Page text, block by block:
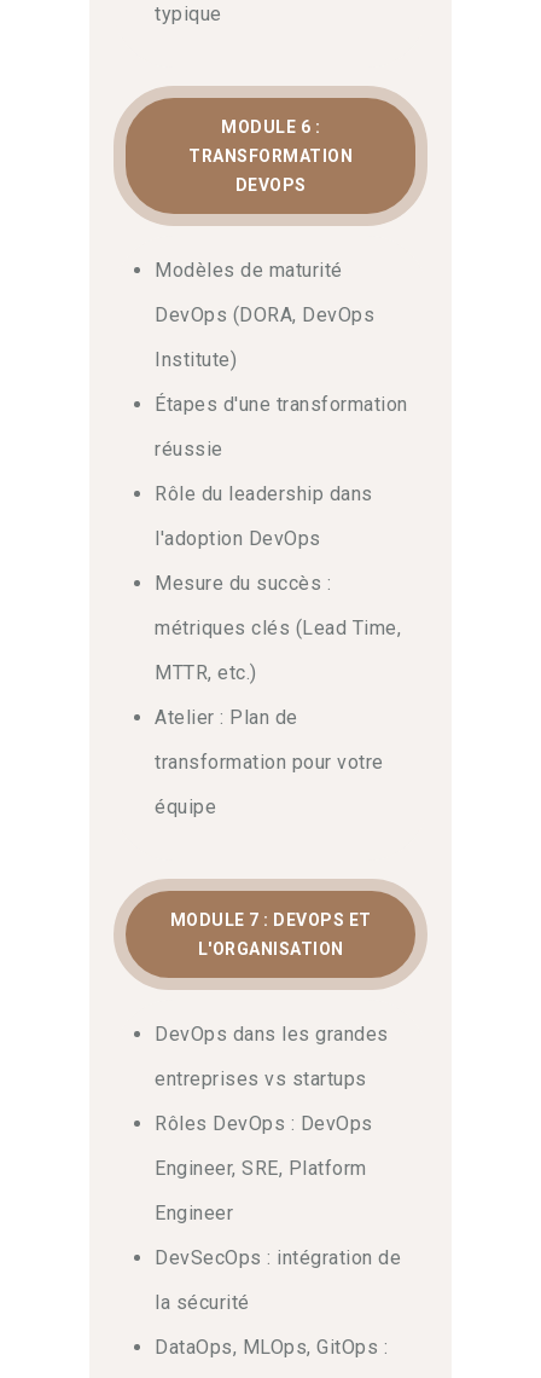
typique
MODULE 6 :
TRANSFORMATION
DEVOPS
Modèles de maturité
DevOps (DORA, DevOps
Institute)
Étapes d'une transformation
réussie
Rôle du leadership dans
l'adoption DevOps
Mesure du succès :
métriques clés (Lead Time,
MTTR, etc.)
Atelier : Plan de
transformation pour votre
équipe
MODULE 7 : DEVOPS ET
L'ORGANISATION
DevOps dans les grandes
entreprises vs startups
Rôles DevOps : DevOps
Engineer, SRE, Platform
Engineer
DevSecOps : intégration de
la sécurité
DataOps, MLOps, GitOps :